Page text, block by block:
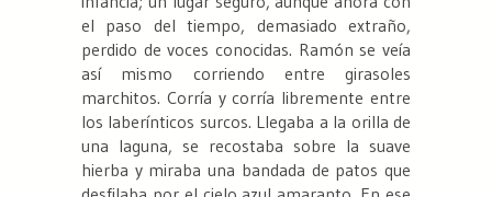
el paso del tiempo, demasiado extraño,
perdido de voces conocidas. Ramón se veía
así mismo corriendo entre girasoles
marchitos. Corría y corría libremente entre
los laberínticos surcos. Llegaba a la orilla de
una laguna, se recostaba sobre la suave
hierba y miraba una bandada de patos que